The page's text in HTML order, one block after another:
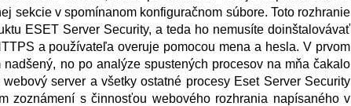
sekcie v spomínanom konfiguračnom súbore. Toto rozhranie
ESET Server Security, a teda ho nemusíte doinštalovávať
a používateľa overuje pomocou mena a hesla. V prvom
no po analýze spustených procesov na mňa čakalo
server a všetky ostatné procesy Eset Server Security
zoznámení s činnosťou webového rozhrania napísaného v